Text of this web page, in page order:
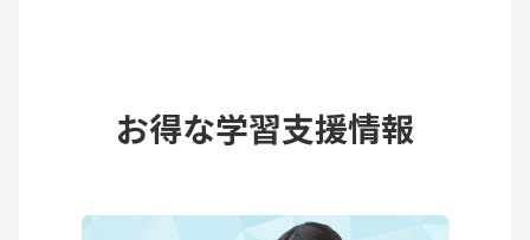
お得な学習支援情報